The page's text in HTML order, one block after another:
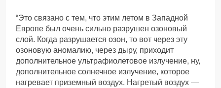
“Это связано с тем, что этим летом в Западной
Европе был очень сильно разрушен озоновый
слой. Когда разрушается озон, то вот через эту
озоновую аномалию, через дыру, приходит
дополнительное ультрафиолетовое излучение, ну,
дополнительное солнечное излучение, которое
нагревает приземный воздух. Нагретый воздух —